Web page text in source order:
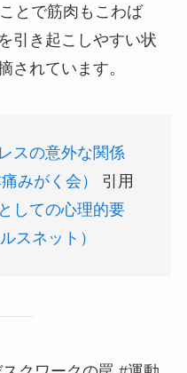
とで筋肉もこわば
引き起こしやすい状
されています。
スの意外な関係
みがく会）
引用
しての心理的要
スネット）